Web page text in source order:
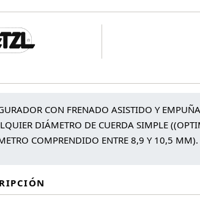
CON FRENADO ASISTIDO Y
DIÁMETRO DE CUERDA SIMPLE
COMPRENDIDO ENTRE 8,9 Y 10,5 MM).